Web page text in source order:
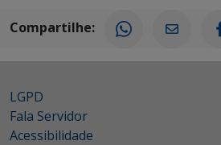
Compartilhe:
LGPD
Fala Servidor
Acessibilidade